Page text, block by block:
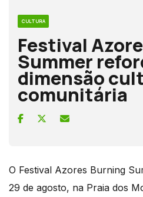
CULTURA
Festival
Summer
dimensão
comunitária
O Festival Azores Burning
29 de agosto, na Praia dos